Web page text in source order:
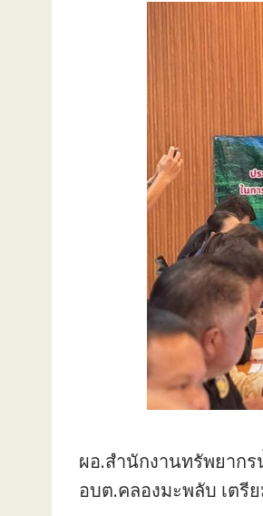
ผอ.สำนักงานทรัพยาก
อบต.คลองมะพลับ เตรี